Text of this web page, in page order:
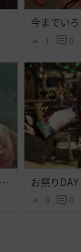
1 0
夏の黒い砂漠 魅力たっぷりシトラス衣装のｓｓ その２ お祭りDAY
9 0